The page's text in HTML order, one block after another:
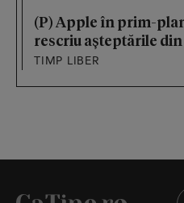
(P) Apple în prim-
rescriu așteptările
TIMP LIBER